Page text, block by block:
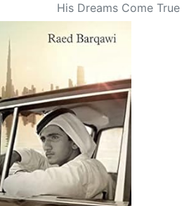
His Dreams Come True